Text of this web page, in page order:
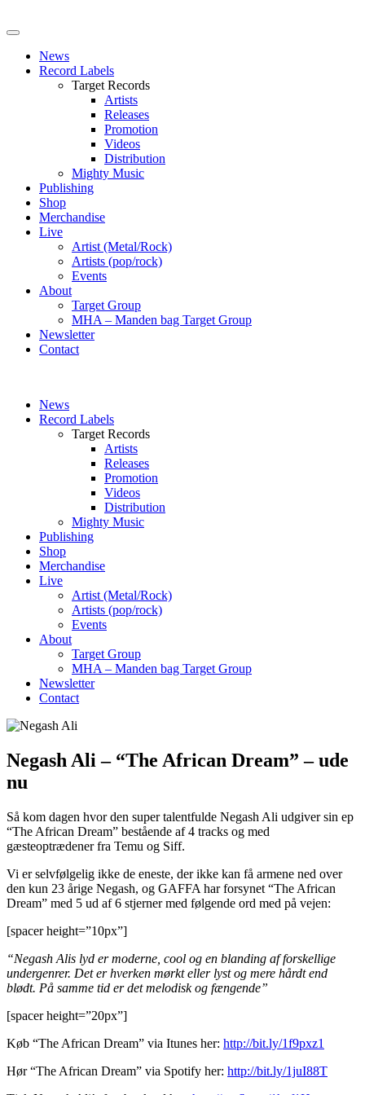
News
Record Labels
Target Records
Artists
Releases
Promotion
Videos
Distribution
Mighty Music
Publishing
Shop
Merchandise
Live
Artist (Metal/Rock)
Artists (pop/rock)
Events
About
Target Group
MHA – Manden bag Target Group
Newsletter
Contact
News
Record Labels
Target Records
Artists
Releases
Promotion
Videos
Distribution
Mighty Music
Publishing
Shop
Merchandise
Live
Artist (Metal/Rock)
Artists (pop/rock)
Events
About
Target Group
MHA – Manden bag Target Group
Newsletter
Contact
Negash Ali – “The African Dream” – ude
nu
Så kom dagen hvor den super talentfulde Negash Ali udgiver sin ep
“The African Dream” bestående af 4 tracks og med
gæsteoptrædener fra Temu og Siff.
Vi er selvfølgelig ikke de eneste, der ikke kan få armene ned over
den kun 23 årige Negash, og GAFFA har forsynet “The African
Dream” med 5 ud af 6 stjerner med følgende ord med på vejen:
[spacer height=”10px”]
“Negash Alis lyd er moderne, cool og en blanding af forskellige
undergenrer. Det er hverken mørkt eller lyst og mere hårdt end
blødt. På samme tid er det melodisk og fængende”
[spacer height=”20px”]
Køb “The African Dream” via Itunes her: http://bit.ly/1f9pxz1
Hør “The African Dream” via Spotify her: http://bit.ly/1juI88T